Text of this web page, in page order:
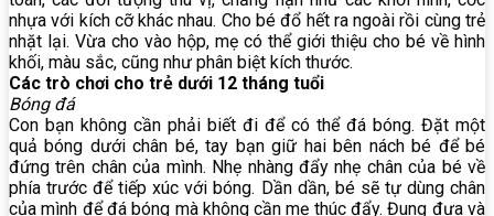
nhựa với kích cỡ khác nhau. Cho bé đổ hết ra ngoài rồi cùng trẻ
nhặt lại. Vừa cho vào hộp, mẹ có thể giới thiệu cho bé về hình
khối, màu sắc, cũng như phân biệt kích thước.
Các trò chơi cho trẻ dưới 12 tháng tuổi
Bóng đá
Con bạn không cần phải biết đi để có thể đá bóng. Đặt một
quả bóng dưới chân bé, tay bạn giữ hai bên nách bé để bé
đứng trên chân của mình. Nhẹ nhàng đẩy nhẹ chân của bé về
phía trước để tiếp xúc với bóng. Dần dần, bé sẽ tự dùng chân
của mình để đá bóng mà không cần mẹ thúc đẩy. Đung đưa và